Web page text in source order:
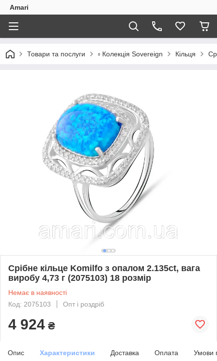
Amari
Товари та послуги ▫️ Колекція Sovereign Кільця
Срібне кільце Komilfo з опалом 2.135ct, вага
виробу 4,73 г (2075103) 18 розмір
Немає в наявності
Код: 2075103
Опт і роздріб
4 924 ₴
Опис Характеристики Доставка Оплата Умови